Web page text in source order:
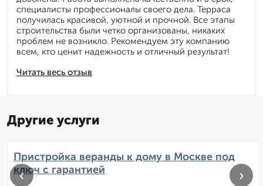
Читать весь отзыв
специалисты профессионалы своего дела. Терраса
получилась красивой, уютной и прочной. Все этапы
строительства были четко организованы, никаких
проблем не возникло. Рекомендуем эту компанию
всем, кто ценит надежность и отличный результат!
Другие услуги
Пристройка веранды к дому в Москве под
ключ с гарантией
‹ ›